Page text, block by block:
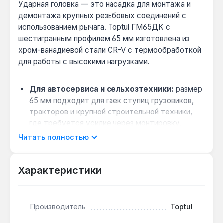
Ударная головка — это насадка для монтажа и
демонтажа крупных резьбовых соединений с
использованием рычага. Toptul ГМ65ДK с
шестигранным профилем 65 мм изготовлена из
хром-ванадиевой стали CR-V с термообработкой
для работы с высокими нагрузками.
Для автосервиса и сельхозтехники: размер
65 мм подходит для гаек ступиц грузовиков,
тракторов и крупной строительной техники,
где требуется усилие через монтировку.
Выбор между стандартной и ударной
нагрузки, в отличие от обычных головок для
типа «отверстие» позволяет установить
Читать полностью
Характеристики
Производитель Toptul